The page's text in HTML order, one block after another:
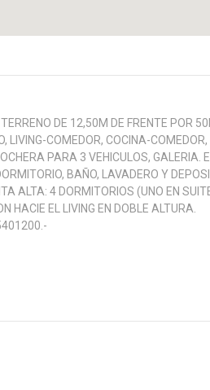
DE 12,50M DE FRENTE POR
LIVING-COMEDOR, COCINA-COMEDOR,
PARA 3 VEHICULOS, GALERIA.
BAÑO, LAVADERO Y
ALTA: 4 DORMITORIOS (UNO EN
HACIE EL LIVING EN DOBLE ALTURA.